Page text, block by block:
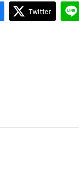
Twitter